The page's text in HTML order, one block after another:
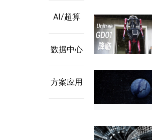
AI/超算
数据中心
方案应用